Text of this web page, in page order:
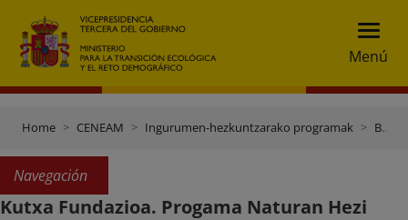
Menú
Home CENEAM Ingurumen-hezkuntzarako programak Beste erakunde batzuen programak
Navegación
Kutxa Fundazioa. Progama Naturan Hezi